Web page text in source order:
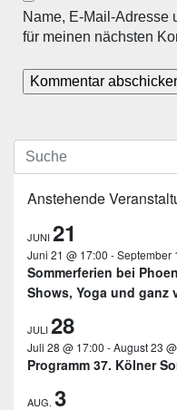
Name, E-Mail-Adresse
für meinen nächsten
Anstehende
JUNI 21
Juni 21 @ 17:00 -September
Sommerferien bei
Shows, Yoga und ganz
JULI 28
Juli 28 @ 17:00 -August 23
Programm 37. Kölner
AUG. 3